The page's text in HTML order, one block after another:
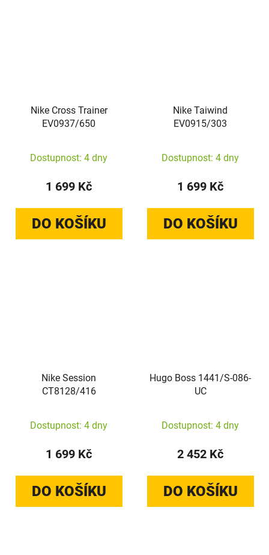
Nike Cross Trainer
EV0937/650
Dostupnost: 4 dny
1 699 Kč
DO KOŠÍKU
Nike Taiwind
EV0915/303
Dostupnost: 4 dny
1 699 Kč
DO KOŠÍKU
Nike Session
CT8128/416
Dostupnost: 4 dny
1 699 Kč
DO KOŠÍKU
Hugo Boss 1441/S-086-
UC
Dostupnost: 4 dny
2 452 Kč
DO KOŠÍKU